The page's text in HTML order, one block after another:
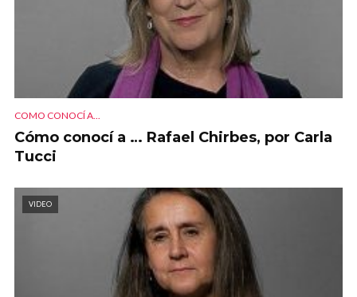
COMO CONOCÍ A...
Cómo conocí a … Rafael Chirbes, por Carla
Tucci
VIDEO